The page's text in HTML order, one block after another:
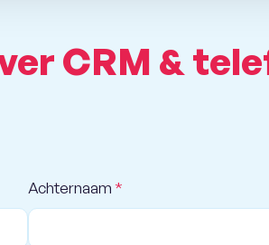
CRM &
Achternaam *